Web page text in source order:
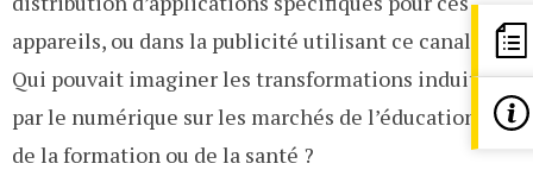
appareils, ou dans la publicité utilisant ce canal ?
Qui pouvait imaginer les transformations induites
par le numérique sur les marchés de l’éducation et
de la formation ou de la santé ?